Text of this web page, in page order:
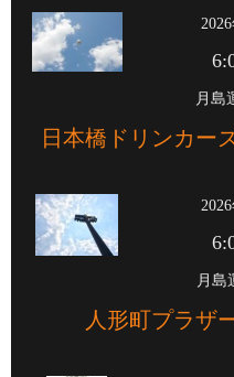
月島
日本橋ドリンカー
月島
人形町プラザ